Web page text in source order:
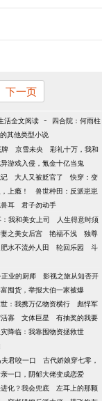
下一页
活全文阅读 -
四合院：何雨柱
其他类型小说
京雪未央
彩礼十万，我和
游戏入侵，氪金十亿当鬼
大人又被贬官了
快穿：变
上瘾！
兽世种田：反派崽崽
耳 君子勿动手
我和美女上司
人生得意时须
之美女后宫 艳福不浅
独尊
肥水不流外人田 轮回乐园
斗
业的厨师
影视之旅从知否开
囤货，举报大伯一家被爆
：我携万亿物资横行
彪悍军
寡 文体巨星
有抽奖的我要
降临：我靠囤物资拯救世
君咬一口
古代娇娘穿七零，
一口，阴郁大佬变成恋爱
化？我会兜底
左耳上的那颗